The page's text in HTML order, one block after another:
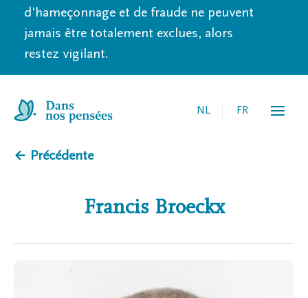
d'hameçonnage et de fraude ne peuvent
jamais être totalement exclues, alors
restez vigilant.
NL FR
← Précédente
Francis Broeckx